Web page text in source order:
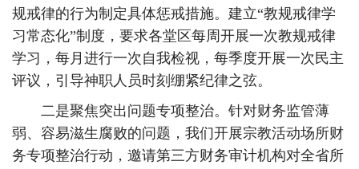
规戒律的行为制定具体惩戒措施。建立“教规戒律学
习常态化”制度，要求各堂区每周开展一次教规戒律
学习，每月进行一次自我检视，每季度开展一次民主
评议，引导神职人员时刻绷紧纪律之弦。
二是聚焦突出问题专项整治。针对财务监管薄
弱、容易滋生腐败的问题，我们开展宗教活动场所财
务专项整治行动，邀请第三方财务审计机构对全省所